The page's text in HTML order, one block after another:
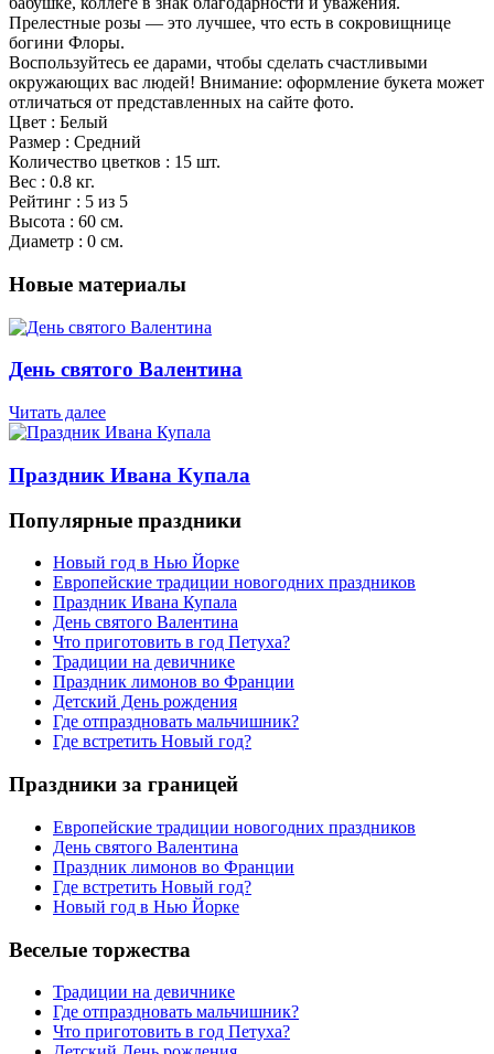
Прелестные розы — это лучшее, что есть в сокровищнице
богини Флоры.
Воспользуйтесь ее дарами, чтобы сделать счастливыми
окружающих вас людей! Внимание: оформление букета может
отличаться от представленных на сайте фото.
Цвет : Белый
Размер : Средний
Количество цветков : 15 шт.
Вес : 0.8 кг.
Рейтинг : 5 из 5
Высота : 60 см.
Диаметр : 0 см.
Новые материалы
День святого Валентина
Читать далее
Праздник Ивана Купала
Популярные праздники
Новый год в Нью Йорке
Европейские традиции новогодних праздников
Праздник Ивана Купала
День святого Валентина
Что приготовить в год Петуха?
Традиции на девичнике
Праздник лимонов во Франции
Детский День рождения
Где отпраздновать мальчишник?
Где встретить Новый год?
Праздники за границей
Европейские традиции новогодних праздников
День святого Валентина
Праздник лимонов во Франции
Где встретить Новый год?
Новый год в Нью Йорке
Веселые торжества
Традиции на девичнике
Где отпраздновать мальчишник?
Что приготовить в год Петуха?